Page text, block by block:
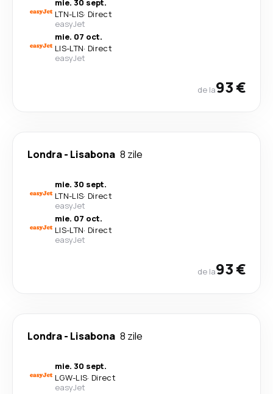
mie. 30 sept.
LTN-LIS· Direct
easyJet
mie. 07 oct.
LIS-LTN· Direct
easyJet
de la93 €
Londra- Lisabona 8 zile
mie. 30 sept.
LTN-LIS· Direct
easyJet
mie. 07 oct.
LIS-LTN· Direct
easyJet
de la93 €
Londra- Lisabona 8 zile
mie. 30 sept.
LGW-LIS· Direct
easyJet